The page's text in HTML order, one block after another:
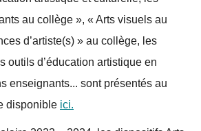
au collège », « Arts visuels au
d’artiste(s) » au collège, les
outils d’éducation artistique en
enseignants... sont présentés au
disponible ici.